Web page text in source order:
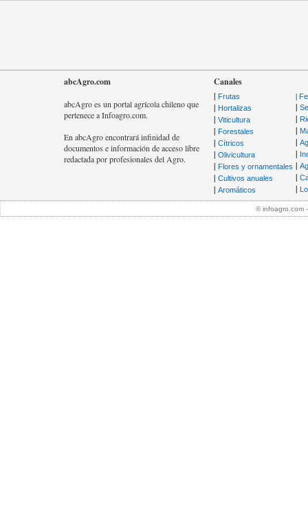
abcAgro.com
abcAgro es un portal agrícola chileno que
pertenece a Infoagro.com.
En abcAgro encontrará infinidad de
documentos e información de acceso libre
redactada por profesionales del Agro.
Canales
| Frutas
| Hortalizas
| Viticultura
| Forestales
| Cítricos
| Olivicultura
| Flores y ornamentales
| Cultivos anuales
| Aromáticos
|
|
|
|
|
|
|
|
|
© infoagro.com